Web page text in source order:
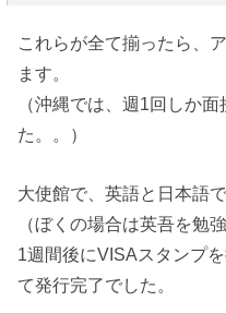
これらが全て揃ったら、
ます。
（沖縄では、週1回しか
た。。）
大使館で、英語と日本語
（ぼくの場合は英吾を勉
1週間後にVISAスタンプ
て発行完了でした。